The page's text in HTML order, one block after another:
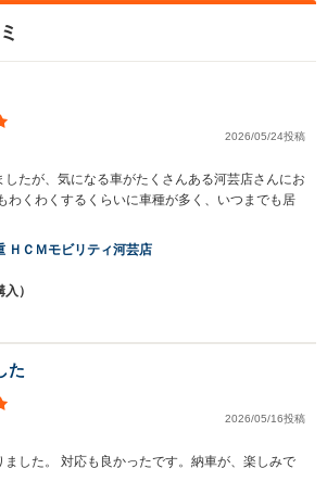
2026/05/24投稿
したが、気になる車がたくさんある河芸店さんにお
わくわくするくらいに車種が多く、いつまでも居
ＨＣＭモビリティ河芸店
）
た
2026/05/16投稿
した。 対応も良かったです。納車が、楽しみで